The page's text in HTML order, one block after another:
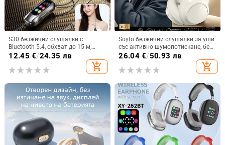
S30 безжични слушалки с
Bluetooth 5.4, обхват до 15 м,
стерео звук, цифров дисплей,
12.45 €/24.35 лв
add_shopping_cart
Soyto безжични слушалки за уши
със активно шумопотискане, без
изтичане на звук, Bluetooth 5.4,
обхват 10 m, двуканално стерео,
OEM персонализация
26.04€/50.93 лв
add_shopping_cart